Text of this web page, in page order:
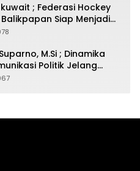
; Federasi Hockey
Siap Menjadi
Di Kaltim
M.Si ; Dinamika
Politik Jelang